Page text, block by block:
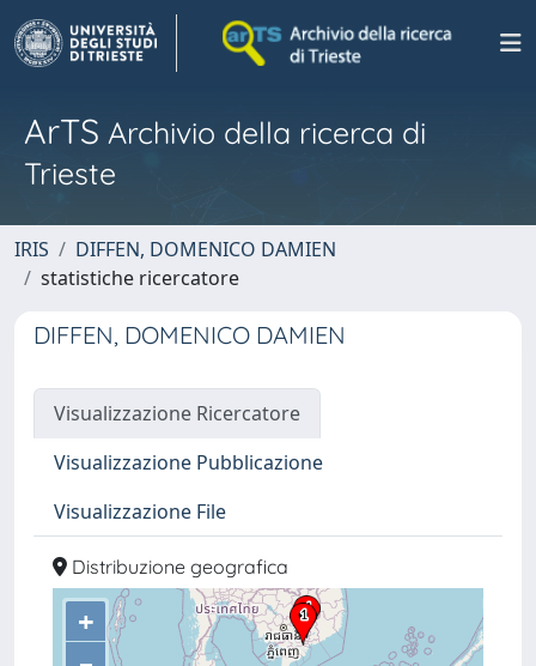
ArTS Archivio della ricerca di
Trieste
IRIS
DIFFEN, DOMENICO DAMIEN
statistiche ricercatore
DIFFEN, DOMENICO DAMIEN
Visualizzazione Ricercatore
Visualizzazione Pubblicazione
Visualizzazione File
Distribuzione geografica
+